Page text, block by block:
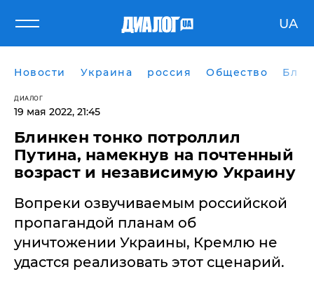
UA
Новости Украина россия Общество
ДИАЛОГ
19 мая 2022, 21:45
​Блинкен тонко потроллил
Путина, намекнув на почтенный
возраст и независимую Украину
Вопреки озвучиваемым российской
пропагандой планам об
уничтожении Украины, Кремлю не
удастся реализовать этот сценарий.